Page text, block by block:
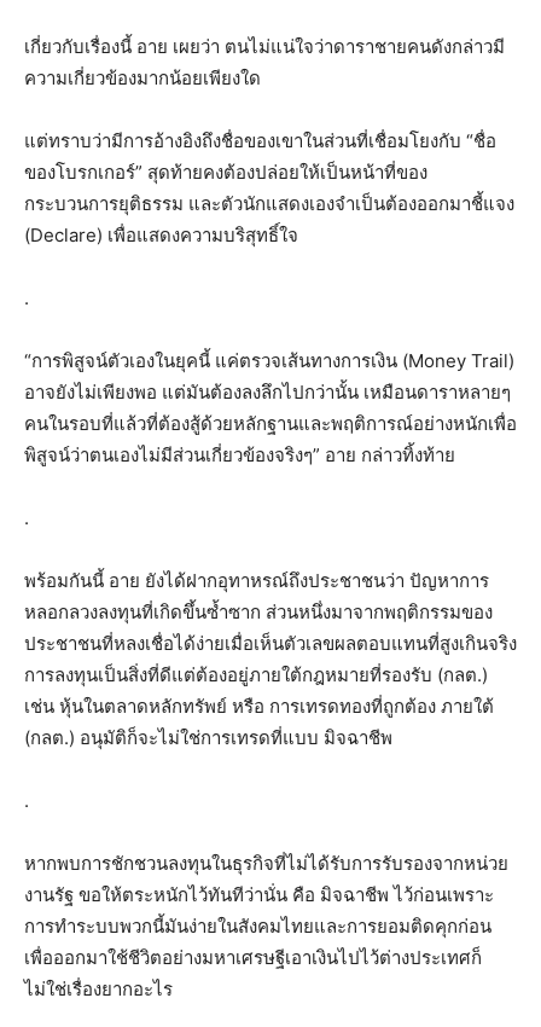
เกี่ยวกับเรื่องนี้ อาย เผยว่า ตนไม่แน่ใจว่าดาราชายคนดังกล่าวมี
ความเกี่ยวข้องมากน้อยเพียงใด
แต่ทราบว่ามีการอ้างอิงถึงชื่อของเขาในส่วนที่เชื่อมโยงกับ “ชื่อ
ของโบรกเกอร์” สุดท้ายคงต้องปล่อยให้เป็นหน้าที่ของ
กระบวนการยุติธรรม และตัวนักแสดงเองจำเป็นต้องออกมาชี้แจง
(Declare) เพื่อแสดงความบริสุทธิ์ใจ
.
“การพิสูจน์ตัวเองในยุคนี้ แค่ตรวจเส้นทางการเงิน (Money Trail)
อาจยังไม่เพียงพอ แต่มันต้องลงลึกไปกว่านั้น เหมือนดาราหลายๆ
คนในรอบที่แล้วที่ต้องสู้ด้วยหลักฐานและพฤติการณ์อย่างหนักเพื่อ
พิสูจน์ว่าตนเองไม่มีส่วนเกี่ยวข้องจริงๆ” อาย กล่าวทิ้งท้าย
.
พร้อมกันนี้ อาย ยังได้ฝากอุทาหรณ์ถึงประชาชนว่า ปัญหาการ
หลอกลวงลงทุนที่เกิดขึ้นซ้ำซาก ส่วนหนึ่งมาจากพฤติกรรมของ
ประชาชนที่หลงเชื่อได้ง่ายเมื่อเห็นตัวเลขผลตอบแทนที่สูงเกินจริง
การลงทุนเป็นสิ่งที่ดีแต่ต้องอยู่ภายใต้กฎหมายที่รองรับ (กลต.)
เช่น หุ้นในตลาดหลักทรัพย์ หรือ การเทรดทองที่ถูกต้อง ภายใต้
(กลต.) อนุมัติก็จะไม่ใช่การเทรดที่แบบ มิจฉาชีพ
.
หากพบการชักชวนลงทุนในธุรกิจที่ไม่ได้รับการรับรองจากหน่วย
งานรัฐ ขอให้ตระหนักไว้ทันทีว่านั่น คือ มิจฉาชีพ ไว้ก่อนเพราะ
การทำระบบพวกนี้มันง่ายในสังคมไทยและการยอมติดคุกก่อน
เพื่อออกมาใช้ชีวิตอย่างมหาเศรษฐีเอาเงินไปไว้ต่างประเทศก็
ไม่ใช่เรื่องยากอะไร